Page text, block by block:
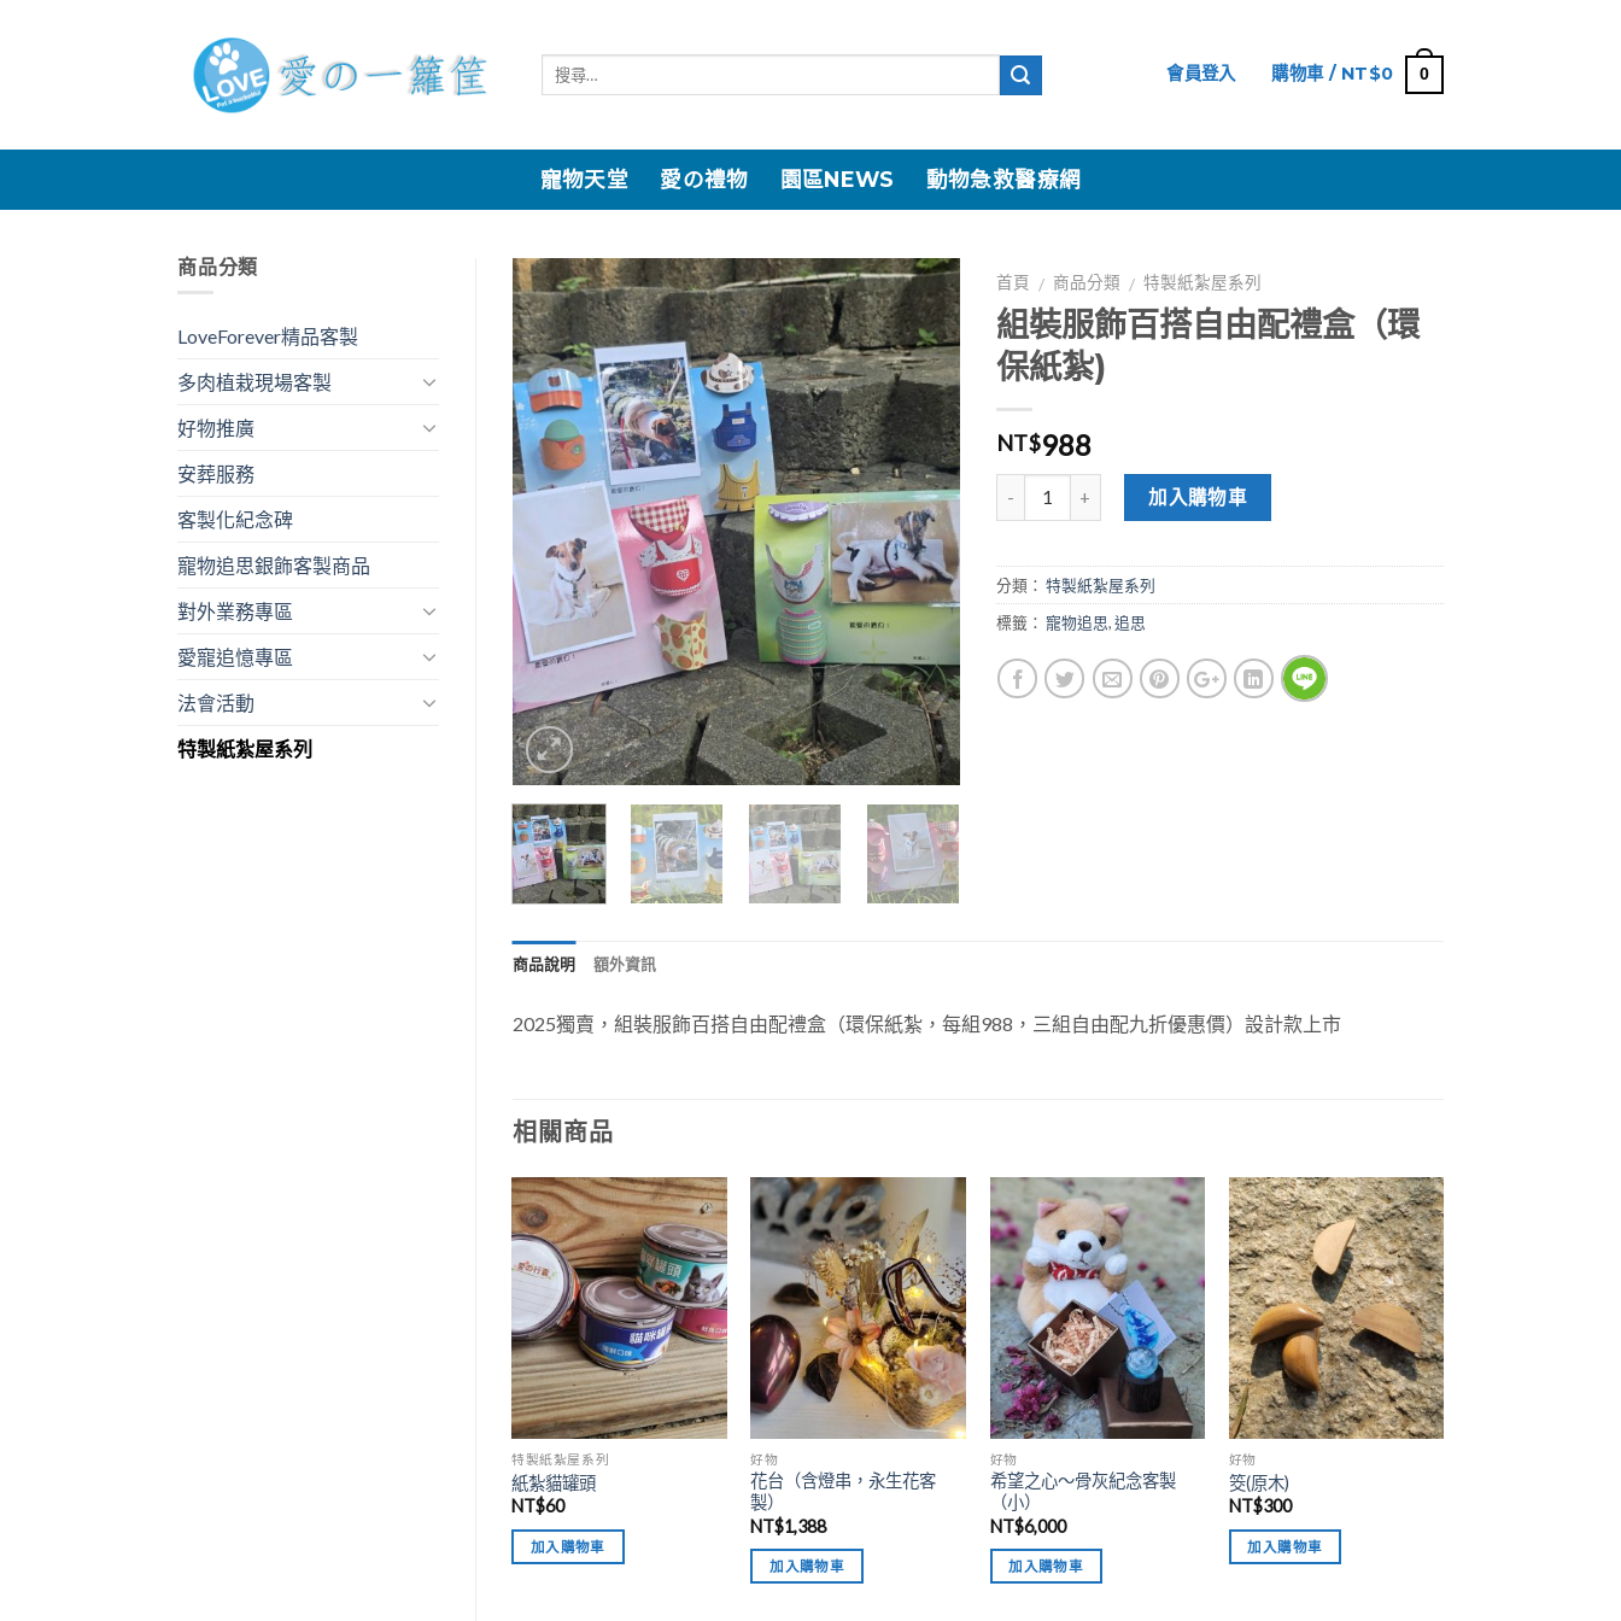
會員登入 購物車 / NT$0 0
寵物天堂 愛の禮物 園區NEWS 動物急救醫療網
加入
「願
望清
單」
首頁 / 商品分類 / 特製紙紮屋系列
組裝服飾百搭自由配禮盒（環
保紙紮)
NT$988
加入購物車
分類： 特製紙紮屋系列
標籤： 寵物追思,追思
商品說明 額外資訊
2025獨賣，組裝服飾百搭自由配禮盒（環保紙紮，每組988，三組自由配九折優惠價）設計款上市
相關商品
加入
「願
望清
單」
特製紙紮屋系列
紙紮貓罐頭
NT$60
加入購物車
加入
「願
望清
單」
好物
花台（含燈串，永生花客
製）
NT$1,388
加入購物車
「願
望清
單」
好物
希望之心～骨灰紀念客製
（小）
NT$6,000
加入購物車
加入
「願
望清
單」
好物
筊(原木)
NT$300
加入購物車
商品分類
LoveForever精品客製
多肉植栽現場客製
好物推廣
安葬服務
客製化紀念碑
寵物追思銀飾客製商品
對外業務專區
愛寵追憶專區
法會活動
特製紙紮屋系列